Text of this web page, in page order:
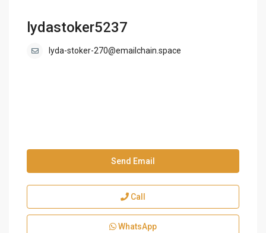
lydastoker5237
lyda-stoker-270@emailchain.space
Send Email
Call
WhatsApp